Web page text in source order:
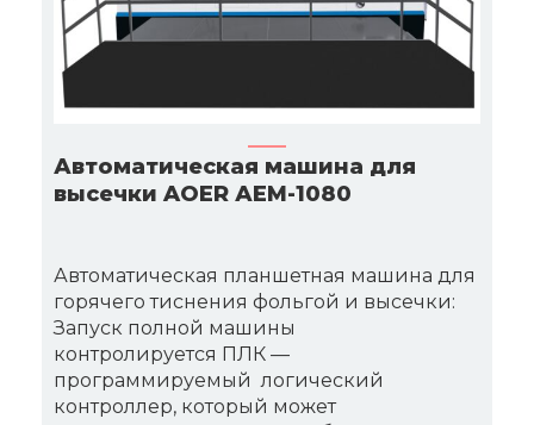
Автоматическая машина для
высечки AOER АЕМ-1080
Автоматическая планшетная машина для
горячего тиснения фольгой и высечки:
Запуск полной машины
контролируется ПЛК —
программируемый логический
контроллер, который может